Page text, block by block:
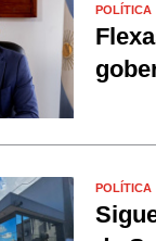
POLÍTICA
POLÍTICA